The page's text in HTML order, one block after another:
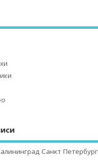
Санкт Петербург